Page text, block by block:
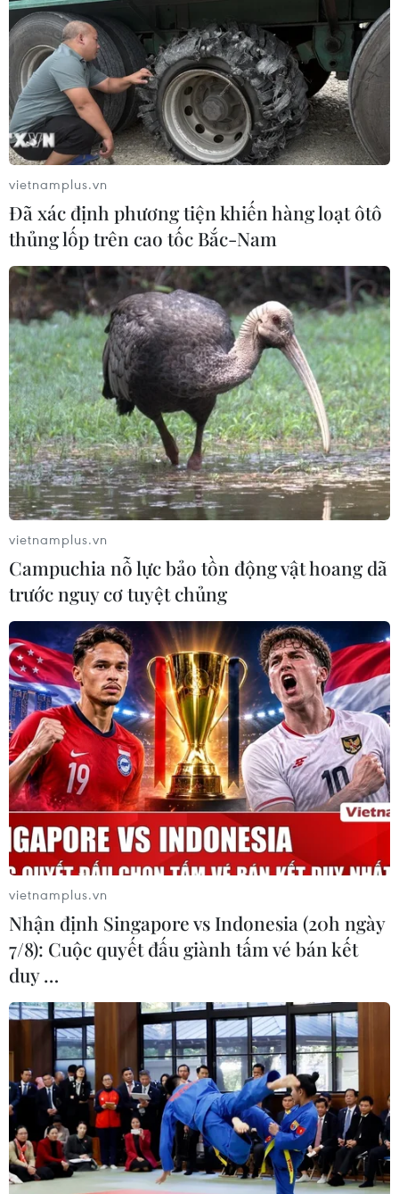
vietnamplus.vn
Đã xác định phương tiện khiến hàng loạt ôtô
thủng lốp trên cao tốc Bắc-Nam
vietnamplus.vn
Campuchia nỗ lực bảo tồn động vật hoang dã
trước nguy cơ tuyệt chủng
vietnamplus.vn
Nhận định Singapore vs Indonesia (20h ngày
7/8): Cuộc quyết đấu giành tấm vé bán kết
duy …